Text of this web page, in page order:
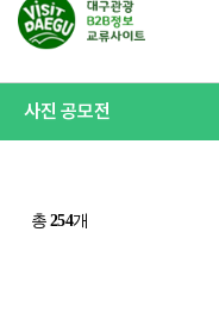
사진 공모전
총254개